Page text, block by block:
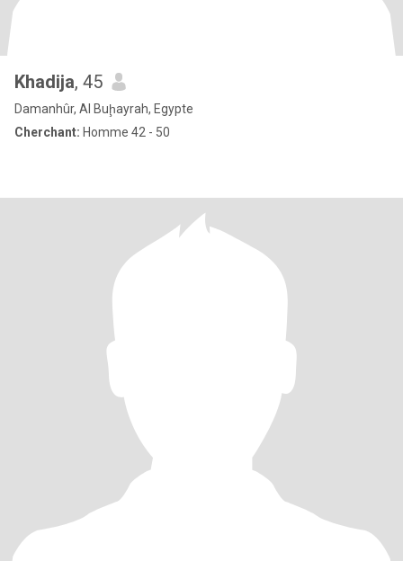
Khadija, 45
Damanhûr, Al Buḩayrah, Egypte
Cherchant: Homme 42 - 50